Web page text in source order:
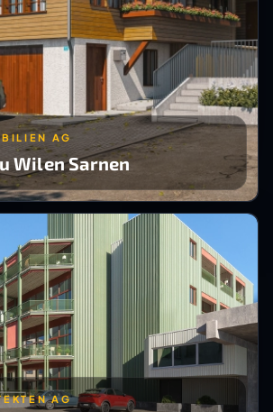
AG
Wilen Sarnen
AG